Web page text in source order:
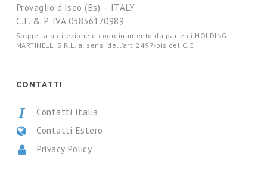
Provaglio d’Iseo (Bs) – ITALY
C.F. & P. IVA 03836170989
Soggetta a direzione e coordinamento da parte di HOLDING
MARTINELLI S.R.L. ai sensi dell’art. 2497-bis del C.C.
CONTATTI
Contatti Italia
Contatti Estero
Privacy Policy